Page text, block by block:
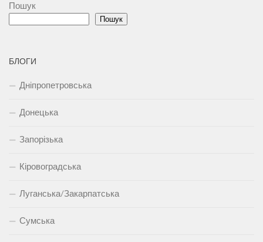
Пошук
Пошук
БЛОГИ
Дніпропетровська
Донецька
Запорізька
Кіровоградська
Луганська/Закарпатська
Сумська